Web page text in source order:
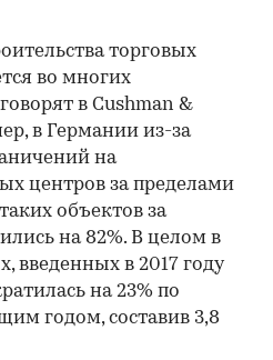
торговых
во многих
в Cushman &
в Германии из-за
на
центров за пределами
объектов за
на 82%. В целом в
введенных в 2017 году
на 23% по
годом, составив 3,8